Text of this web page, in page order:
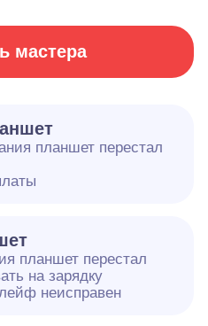
мастера
планшет перестал
планшет перестал
на зарядку
неисправен